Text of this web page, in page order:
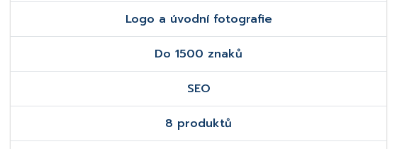
Logo a úvodní fotografie
Do 1500 znaků
SEO
8 produktů